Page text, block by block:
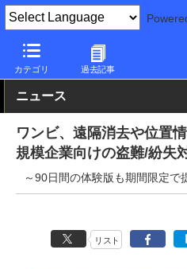
カテゴリ 過去記事
PC Watch 市場 サービス
ニュース
ワンビ、遠隔消去や位置
規模企業向けの盗難/紛失
～90日間の体験版も期間限定で
リスト